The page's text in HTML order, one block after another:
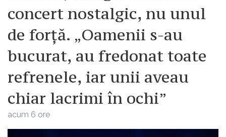
concert nostalgic, nu unul
de forță. „Oamenii s-au
bucurat, au fredonat toate
refrenele, iar unii aveau
chiar lacrimi în ochi”
acum 6 ore